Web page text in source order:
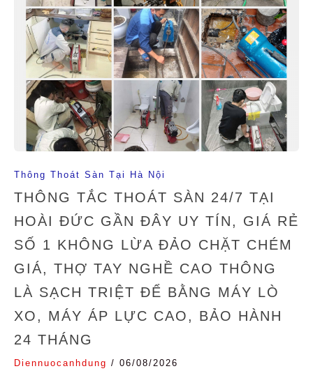
Thông Thoát Sàn Tại Hà Nội
THÔNG TẮC THOÁT SÀN 24/7 TẠI
HOÀI ĐỨC GẦN ĐÂY UY TÍN, GIÁ RẺ
SỐ 1 KHÔNG LỪA ĐẢO CHẶT CHÉM
GIÁ, THỢ TAY NGHỀ CAO THÔNG
LÀ SẠCH TRIỆT ĐỂ BẰNG MÁY LÒ
XO, MÁY ÁP LỰC CAO, BẢO HÀNH
24 THÁNG
Diennuocanhdung / 06/08/2026